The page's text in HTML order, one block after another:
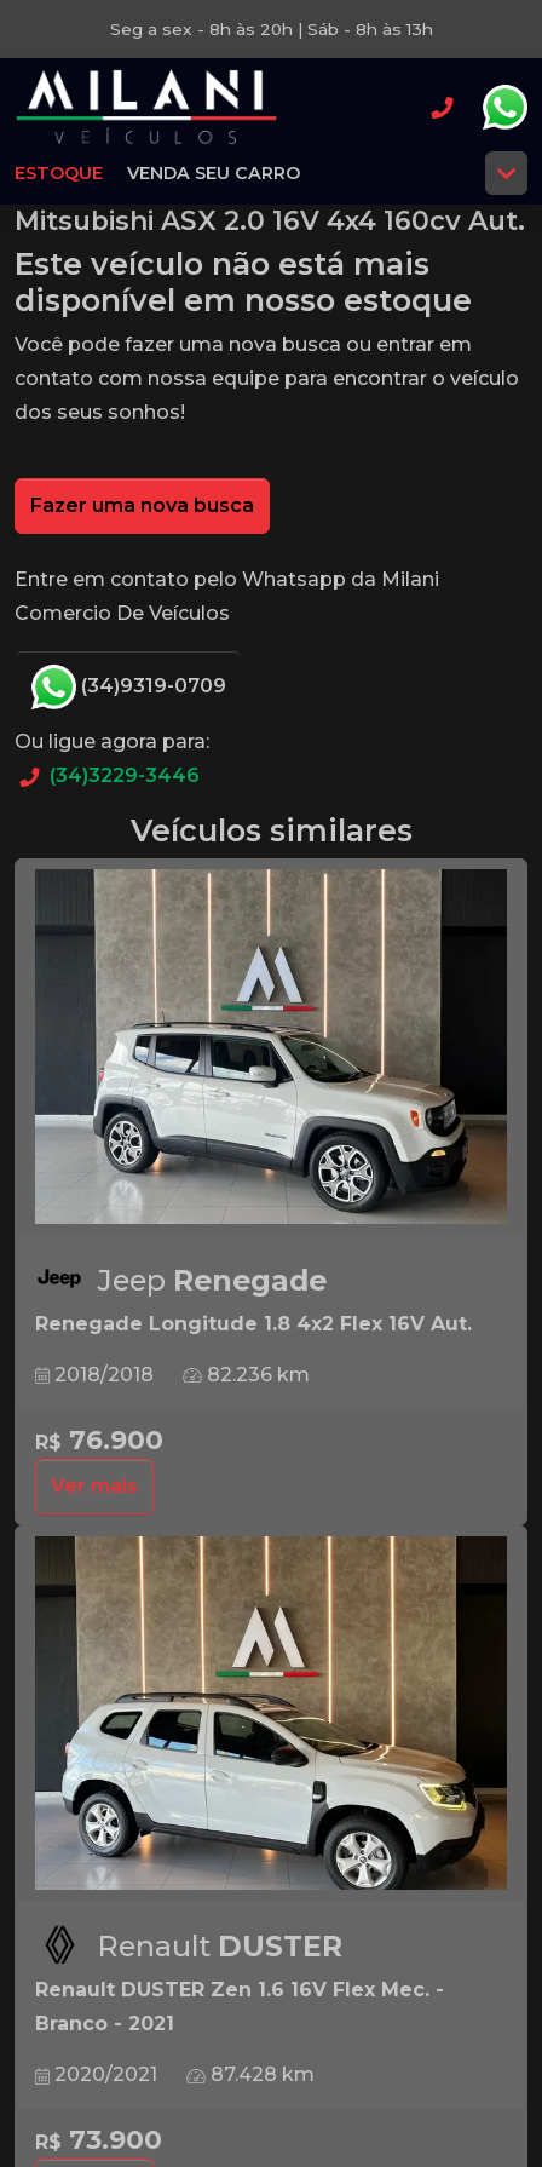
Seg a sex - 8h às 20h | Sáb - 8h às 13h
ESTOQUE VENDA SEU CARRO
Mitsubishi ASX 2.0 16V 4x4 160cv Aut.
Este veículo não está mais
disponível em nosso estoque
Você pode fazer uma nova busca ou entrar em
contato com nossa equipe para encontrar o veículo
dos seus sonhos!
Fazer uma nova busca
Entre em contato pelo Whatsapp da Milani
Comercio De Veículos
(34)9319-0709
Ou ligue agora para:
(34)3229-3446
Veículos similares
Jeep Renegade
Renegade Longitude 1.8 4x2 Flex 16V Aut.
2018/2018 82.236 km
R$ 76.900
Ver mais
Renault DUSTER
Renault DUSTER Zen 1.6 16V Flex Mec. -
Branco - 2021
2020/2021 87.428 km
R$ 73.900